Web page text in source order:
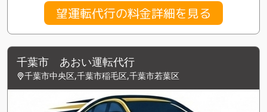
望運転代行の料金詳細を見る
千葉市 あおい運転代行
千葉市中央区,千葉市稲毛区,千葉市若葉区